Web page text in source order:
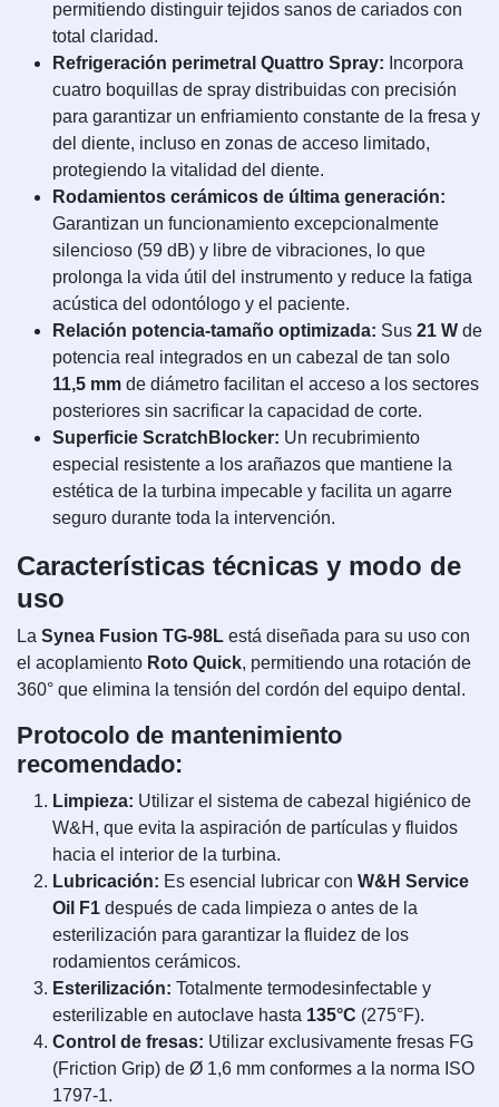
permitiendo distinguir tejidos sanos de cariados con
total claridad.
Refrigeración perimetral Quattro Spray: Incorpora
cuatro boquillas de spray distribuidas con precisión
para garantizar un enfriamiento constante de la fresa y
del diente, incluso en zonas de acceso limitado,
protegiendo la vitalidad del diente.
Rodamientos cerámicos de última generación:
Garantizan un funcionamiento excepcionalmente
silencioso (59 dB) y libre de vibraciones, lo que
prolonga la vida útil del instrumento y reduce la fatiga
acústica del odontólogo y el paciente.
Relación potencia-tamaño optimizada: Sus 21 W de
potencia real integrados en un cabezal de tan solo
11,5 mm de diámetro facilitan el acceso a los sectores
posteriores sin sacrificar la capacidad de corte.
Superficie ScratchBlocker: Un recubrimiento
especial resistente a los arañazos que mantiene la
estética de la turbina impecable y facilita un agarre
seguro durante toda la intervención.
Características técnicas y modo de
uso
La Synea Fusion TG-98L está diseñada para su uso con
el acoplamiento Roto Quick, permitiendo una rotación de
360° que elimina la tensión del cordón del equipo dental.
Protocolo de mantenimiento
recomendado:
Limpieza: Utilizar el sistema de cabezal higiénico de
W&H, que evita la aspiración de partículas y fluidos
hacia el interior de la turbina.
Lubricación: Es esencial lubricar con W&H Service
Oil F1 después de cada limpieza o antes de la
esterilización para garantizar la fluidez de los
rodamientos cerámicos.
Esterilización: Totalmente termodesinfectable y
esterilizable en autoclave hasta 135°C (275°F).
Control de fresas: Utilizar exclusivamente fresas FG
(Friction Grip) de Ø 1,6 mm conformes a la norma ISO
1797-1.